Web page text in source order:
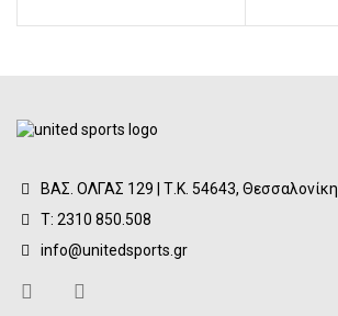
ΒΑΣ. ΟΛΓΑΣ 129 | Τ.Κ. 54643, Θεσσαλονίκη
Τ: 2310 850.508
info@unitedsports.gr